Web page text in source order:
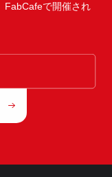
FabCafeで開催され